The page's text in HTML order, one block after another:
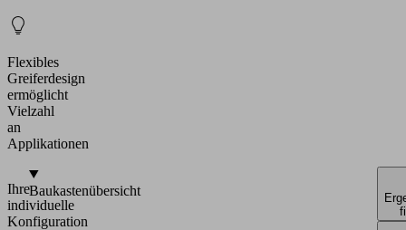
Flexibles
Greiferdesign
ermöglicht
Vielzahl
an
Applikationen
Ihre
individuelle
Konfiguration
Baukastenübersicht